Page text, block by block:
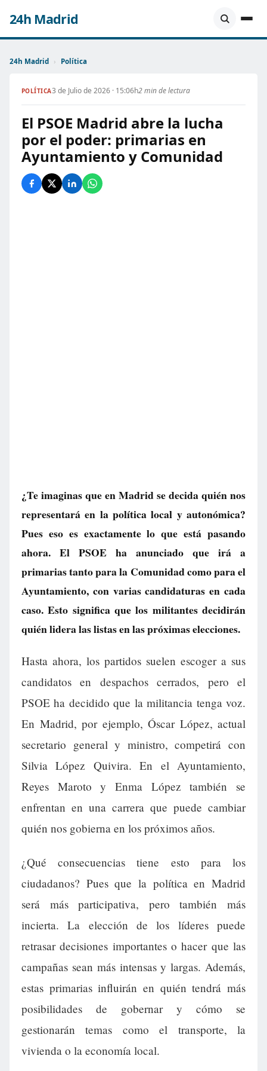
24h Madrid
24h Madrid › Política
POLÍTICA3 de Julio de 2026 · 15:06h2 min de lectura
El PSOE Madrid abre la lucha
por el poder: primarias en
Ayuntamiento y Comunidad
¿Te imaginas que en Madrid se decida quién nos
representará en la política local y autonómica?
Pues eso es exactamente lo que está pasando
ahora. El PSOE ha anunciado que irá a
primarias tanto para la Comunidad como para el
Ayuntamiento, con varias candidaturas en cada
caso. Esto significa que los militantes decidirán
quién lidera las listas en las próximas elecciones.
Hasta ahora, los partidos suelen escoger a sus
candidatos en despachos cerrados, pero el
PSOE ha decidido que la militancia tenga voz.
En Madrid, por ejemplo, Óscar López, actual
secretario general y ministro, competirá con
Silvia López Quivira. En el Ayuntamiento,
Reyes Maroto y Enma López también se
enfrentan en una carrera que puede cambiar
quién nos gobierna en los próximos años.
¿Qué consecuencias tiene esto para los
ciudadanos? Pues que la política en Madrid
será más participativa, pero también más
incierta. La elección de los líderes puede
retrasar decisiones importantes o hacer que las
campañas sean más intensas y largas. Además,
estas primarias influirán en quién tendrá más
posibilidades de gobernar y cómo se
gestionarán temas como el transporte, la
vivienda o la economía local.